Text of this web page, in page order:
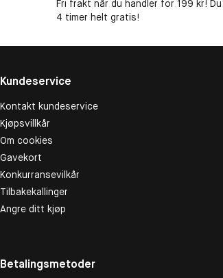
Fri frakt når du handler for 199 kr!
4 timer helt gratis!
Kundeservice
Kontakt kundeservice
Kjøpsvillkår
Om cookies
Gavekort
Konkurransevilkår
Tilbakekallinger
Angre ditt kjøp
Betalingsmetoder